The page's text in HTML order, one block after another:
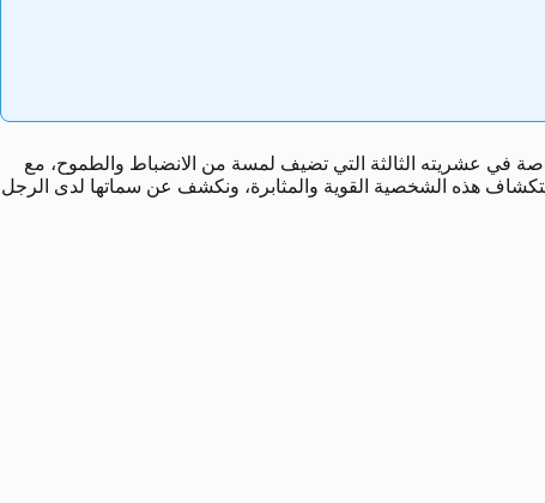
في عشريته الثالثة التي تضيف لمسة من الانضباط والطموح، مع
نحو الإنجاز. دعونا نتعمق في استكشاف هذه الشخصية القوية والمثابرة، ونكشف عن سماتها لدى الرجل